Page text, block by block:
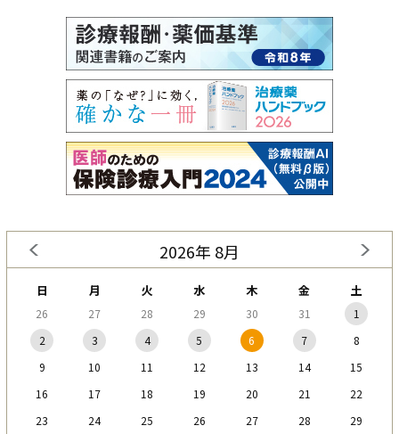
2026年 8月
日 月 火 水 木 金 土
26 27 28 29 30 31
1
2
3 4 5 6 7
8
9
10 11 12 13 14
15
16
17 18 19 20 21
22
23
24 25 26 27 28
29